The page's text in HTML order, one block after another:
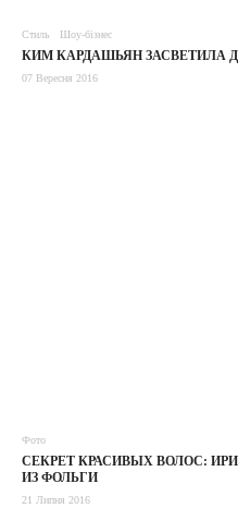
Стиль Шоу-бізнес
КИМ КАРДАШЬЯН ЗАСВЕТИЛА
07 Вересня 2016
Фото
СЕКРЕТ КРАСИВЫХ ВОЛОС:
ИЗ ФОЛЬГИ
21 Липня 2016